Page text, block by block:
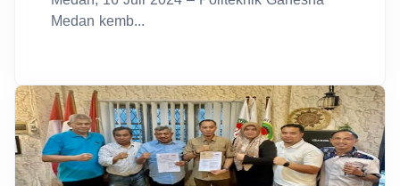
Medan kemb...